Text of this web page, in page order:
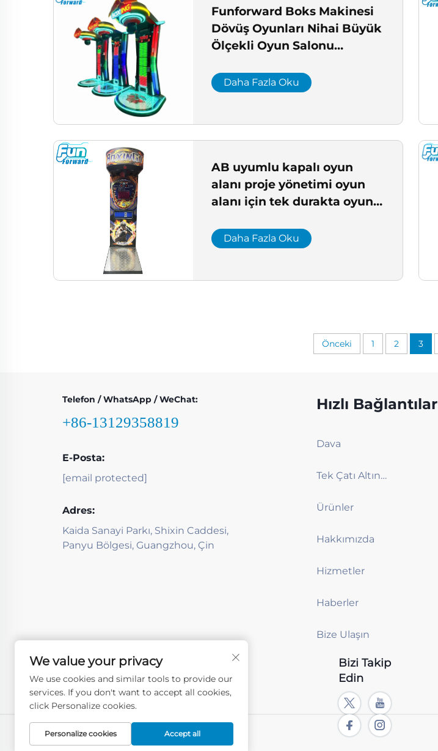
Funforward Boks Makinesi
Dövüş Oyunları Nihai Büyük
Ölçekli Oyun Salonu
Onaylı Pençe Makinesi
Daha Fazla Oku
AB uyumlu kapalı oyun
alanı proje yönetimi oyun
alanı için tek durakta oyun
Daha Fazla Oku
Önceki 1 2 3
Telefon / WhatsApp / WeChat:
+86-13129358819
E-Posta:
[email protected]
Adres:
Kaida Sanayi Parkı, Shixin Caddesi,
Panyu Bölgesi, Guangzhou, Çin
Hızlı Bağlantılar
Dava
Tek Çatı Altında Çözüm
Ürünler
Hakkımızda
Hizmetler
Haberler
Bize Ulaşın
Bizi Takip
Edin
We value your privacy
We use cookies and similar tools to provide our
services. If you don't want to accept all cookies,
click Personalize cookies.
Personalize cookies Accept all